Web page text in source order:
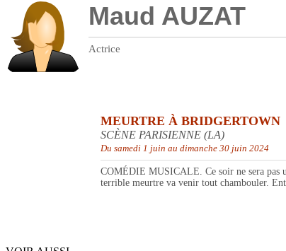
Maud AUZAT
Actrice
MEURTRE À BRIDGERTOWN
SCÈNE PARISIENNE (LA)
Du samedi 1 juin au dimanche 30 juin 2024
COMÉDIE MUSICALE. Ce soir ne sera pas
terrible meurtre va venir tout chambouler.